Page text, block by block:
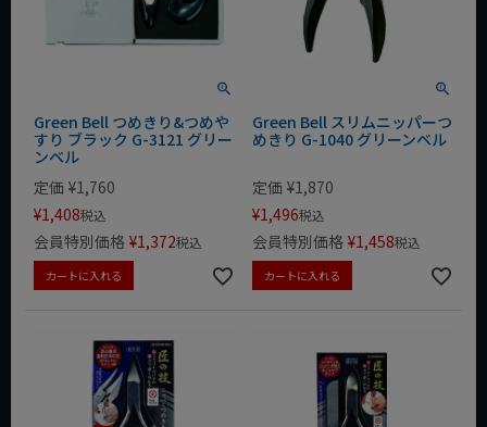
Green Bell つめきり&つめや
すり ブラック G-3121 グリー
ンベル
定価 ¥1,760
¥1,408税込
会員特別価格 ¥1,372税込
カートに入れる
Green Bell スリムニッパーつ
めきり G-1040 グリーンベル
定価 ¥1,870
¥1,496税込
会員特別価格 ¥1,458税込
カートに入れる